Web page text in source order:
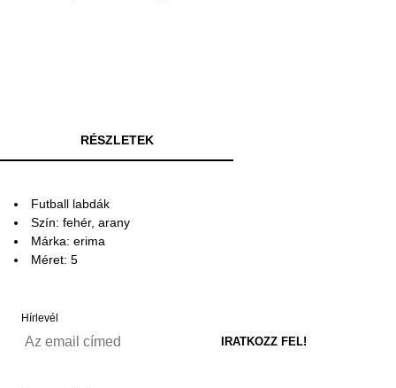
RÉSZLETEK
Futball labdák
Szín: fehér, arany
Márka: erima
Méret: 5
Hírlevél